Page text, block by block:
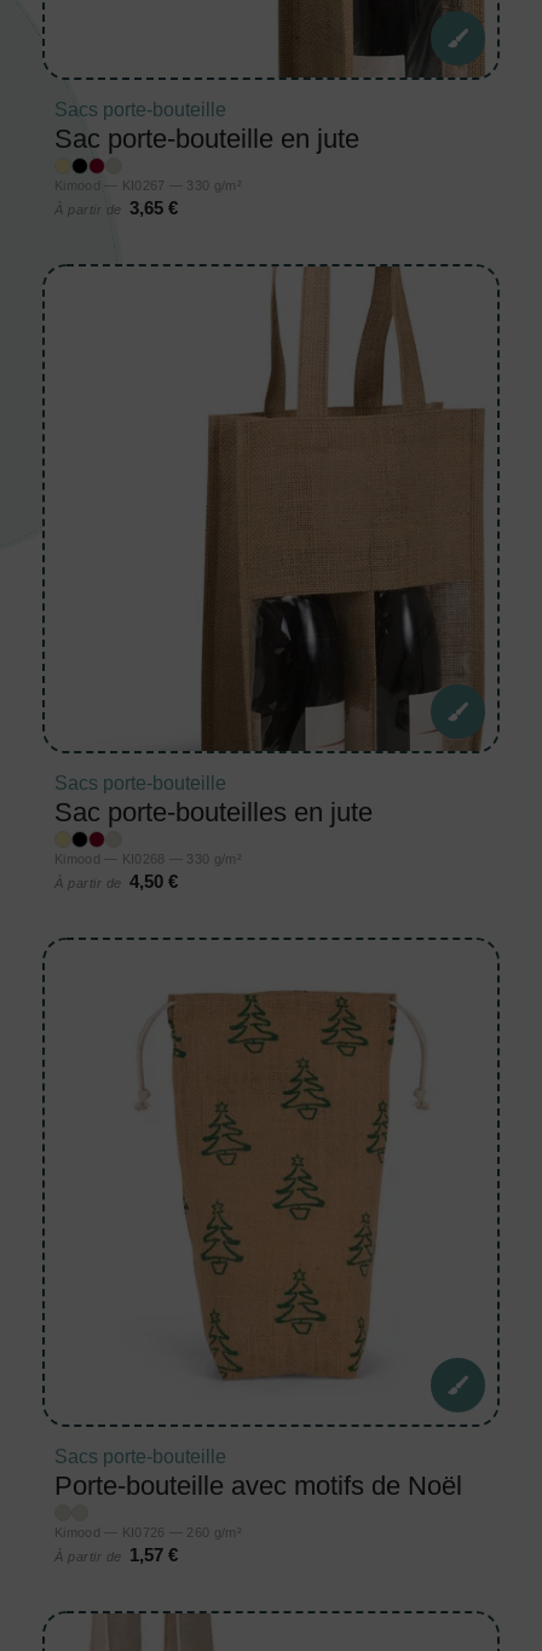
Sacs porte-bouteille
Sac porte-bouteille en jute
Kimood — KI0267 — 330 g/m²
À partir de
3,65 €
Sacs porte-bouteille
Sac porte-bouteilles en jute
Kimood — KI0268 — 330 g/m²
À partir de
4,50 €
Sacs porte-bouteille
Porte-bouteille avec motifs de Noël
Kimood — KI0726 — 260 g/m²
À partir de
1,57 €